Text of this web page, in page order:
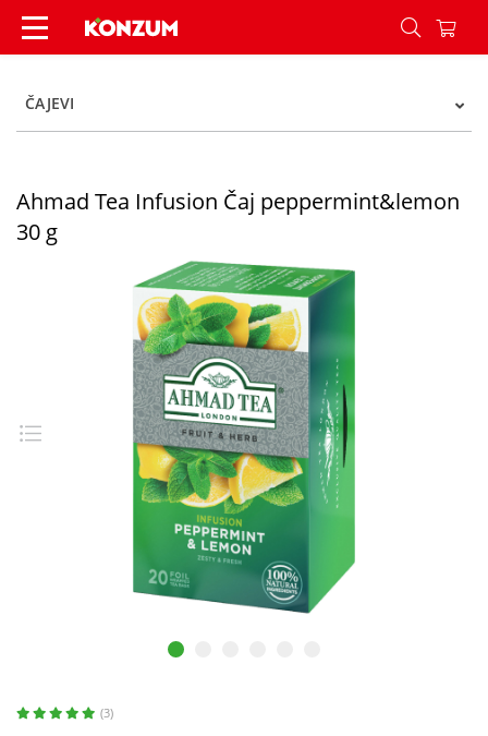
Ahmad Tea Infusion Čaj peppermint&lemon 30
ČAJEVI
Ahmad Tea Infusion Čaj peppermint&lemon
30 g
(3)